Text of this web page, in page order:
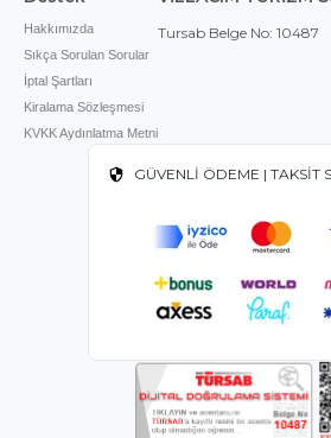
Hakkımızda
Sıkça Sorulan Sorular
İptal Şartları
Kiralama Sözleşmesi
KVKK Aydınlatma Metni
Tursab Belge No: 10487
GÜVENLİ ÖDEME | TAKSİT